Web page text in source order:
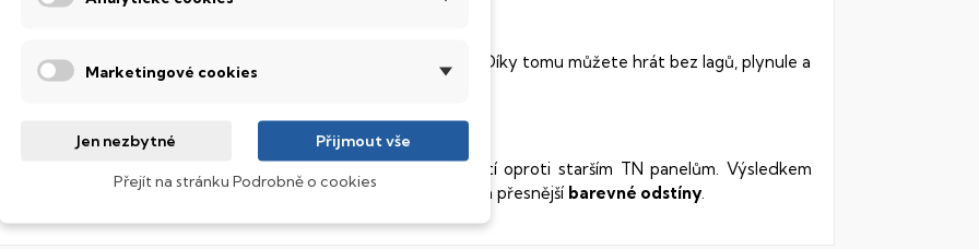
Stealth
počítač, který minimalizuje odezvy během on-line session. Díky tomu můžete hrát bez lagů, plynule a
čistým obrazem.
technologie IPS
krystaly disponují zcela odlišnou světelnou propustností oproti starším TN panelům. Výsledkem
široké pozorovací úhly (téměr180°), lepší úroveň a přesnější barevné odstíny
Marketingové cookies
Jen nezbytné Přijmout vše
Přejít na stránku Podrobně o cookies